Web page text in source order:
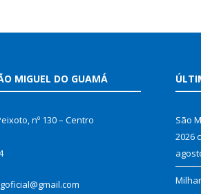
MIGUEL DO GUAMÁ
nº 130 – Centro
São
2026